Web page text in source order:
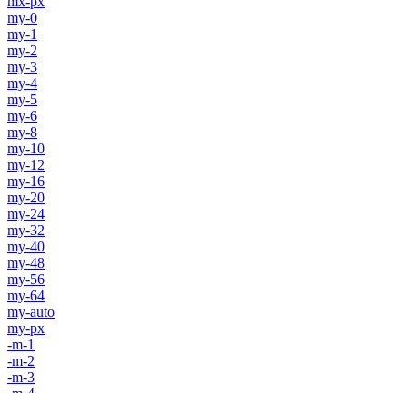
my-0
my-1
my-2
my-3
my-4
my-5
my-6
my-8
my-10
my-12
my-16
my-20
my-24
my-32
my-40
my-48
my-56
my-64
my-auto
my-px
-m-1
-m-2
-m-3